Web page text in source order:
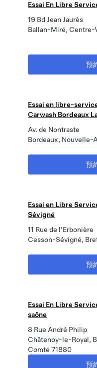
Essai En Libre
19 Bd Jean Jaurès
Ballan-Miré, Centre-
預
Essai en libre-
Carwash Bordeaux
Av. de Nontraste
Bordeaux,
預
Essai en Libre
Sévigné
11 Rue de l'Erbonière
Cesson-Sévigné,
預
Essai En Libre
saône
8 Rue André Philip
Châtenoy-le-Royal,
Comté 71880
預